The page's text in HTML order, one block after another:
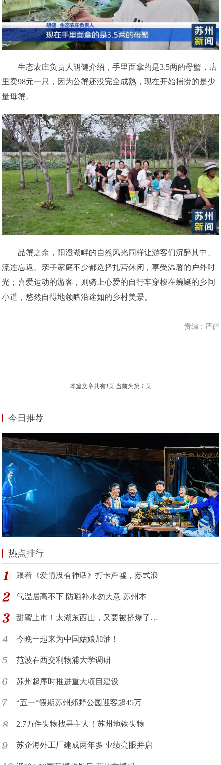
生态农庄负责人胡健介绍，手里面拿的是3.5两的母蟹，店
里卖98元一只，因为公蟹还没完全成熟，现在开始捕捞的是少
量母蟹。
品蟹之余，阳澄湖畔的自然风光同样让游客们沉醉其中、
流连忘返。亲子家庭不少都选择扎营休闲，享受温馨的户外时
光；喜爱运动的游客，则骑上心爱的自行车穿梭在蜿蜒的乡间
小道，悠然自得地领略沿途如的乡村美景。
责编：严俨
本篇文章共有1页 当前为第 1 页
今日推荐
热点排行
跟着《爱情没有神话》打卡芦墟，苏式浪
气温居高不下 防晒补水勿大意 苏州本
甜蜜上市！太湖东西山，又要被挤爆了…
今晚一起来为中国姑娘加油！
范波在西交利物浦大学调研
苏州超序时推进重大项目建设
“五一”假期苏州郊野公园迎客超45万
2.7万件失物找寻主人！苏州地铁失物
苏企海外工厂建成两年多 业绩亮眼并启